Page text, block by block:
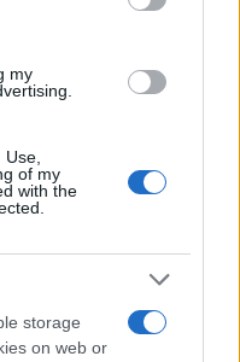
my
of my
with the
storage
on web or